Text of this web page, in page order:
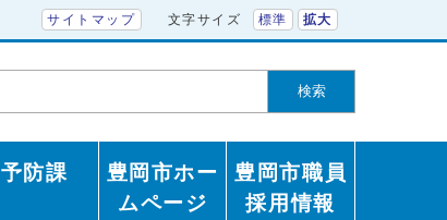
サイトマップ 文字サイズ 標準 拡大
検索
予防課
豊岡市ホー
ムページ
豊岡市職員
採用情報